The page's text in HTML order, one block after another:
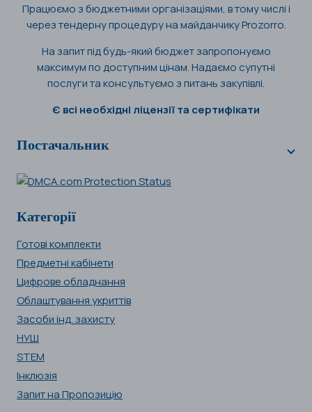
Працюємо з бюджетними організаціями, в тому числі і
через тендерну процедуру на майданчику Prozorro.
На запит під будь-який бюджет запропонуємо
максимум по доступним цінам. Надаємо супутні
послуги та консультуємо з питань закупівлі.
Є всі необхідні ліцензії та сертифікати
Постачальник
Категорії
Готові комплекти
Предметні кабінети
Цифрове обладнання
Облаштування укриттів
Засоби інд. захисту
НУШ
STEM
Інклюзія
Запит на Пропозицію